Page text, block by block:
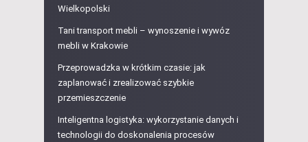
Wielkopolski
Tani transport mebli – wynoszenie i wywóz
mebli w Krakowie
Przeprowadzka w krótkim czasie: jak
zaplanować i zrealizować szybkie
przemieszczenie
Inteligentna logistyka: wykorzystanie danych i
technologii do doskonalenia procesów